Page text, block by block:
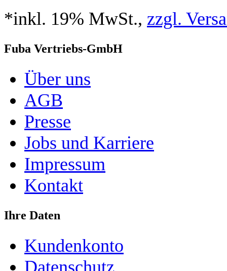
*inkl. 19% MwSt., zzgl.
Fuba Vertriebs-GmbH
Über uns
AGB
Presse
Jobs und Karriere
Impressum
Kontakt
Ihre Daten
Kundenkonto
Datenschutz